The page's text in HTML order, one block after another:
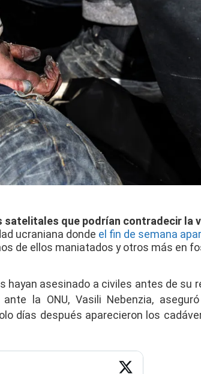
satelitales que podrían contradecir la
ucraniana donde el fin de semana
de ellos maniatados y otros más en
hayan asesinado a civiles antes de su
la ONU, Vasili Nebenzia,
días después aparecieron los